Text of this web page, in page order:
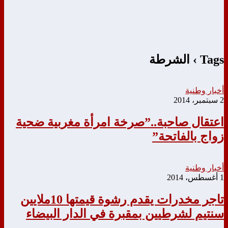
Tags › الشرطة
أخبار وطنية
2 سبتمبر، 2014
اعتقال صاحبة..”صرخة امرأة مغربية ضحية
زواج بالفاتحة”
أخبار وطنية
1 أغسطس، 2014
تاجر مخدرات يقدم رشوة قيمتها 10ملايين
سنتيم لشرطيين بمقبرة في الدار البيضاء